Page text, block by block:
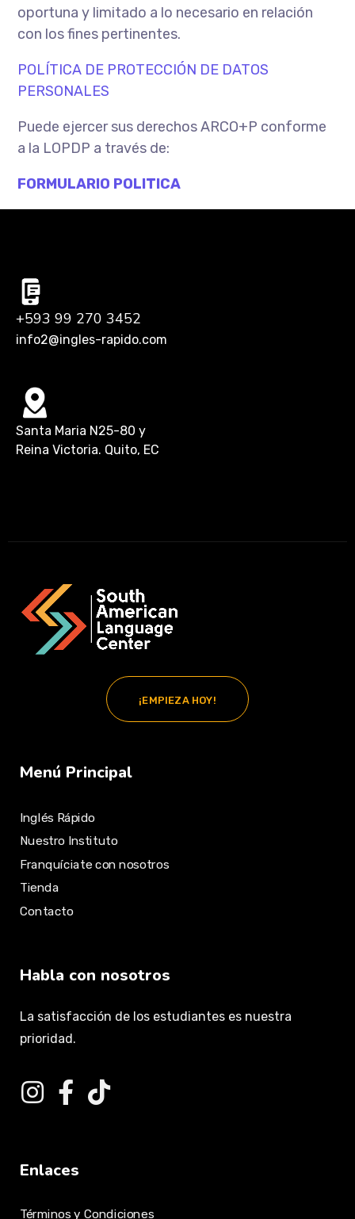
oportuna y limitado a lo necesario en relación
con los fines pertinentes.
POLÍTICA DE PROTECCIÓN DE DATOS
PERSONALES
Puede ejercer sus derechos ARCO+P conforme
a la LOPDP a través de:
FORMULARIO POLITICA
+593 99 270 3452
info2@ingles-rapido.com
Santa Maria N25-80 y
Reina Victoria. Quito, EC
¡EMPIEZA HOY!
Menú Principal
Inglés Rápido
Nuestro Instituto
Franquíciate con nosotros
Tienda
Contacto
Habla con nosotros
La satisfacción de los estudiantes es nuestra
prioridad.
Enlaces
Términos y Condiciones